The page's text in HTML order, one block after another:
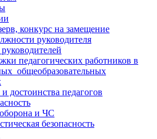
конкурс на замещение
руководителя
педагогических работников в
общеобразовательных
достоинства педагогов
и ЧС
безопасность